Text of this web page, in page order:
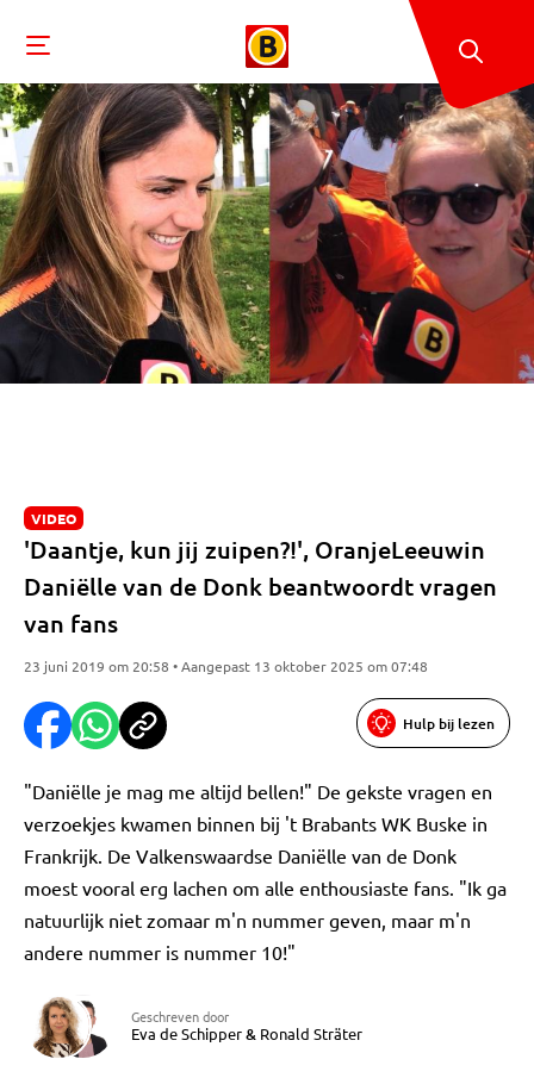
VIDEO
'Daantje, kun jij zuipen?!', OranjeLeeuwin
Daniëlle van de Donk beantwoordt vragen
van fans
23 juni 2019 om 20:58 • Aangepast 13 oktober 2025 om 07:48
Hulp bij lezen
"Daniëlle je mag me altijd bellen!" De gekste vragen en
verzoekjes kwamen binnen bij 't Brabants WK Buske in
Frankrijk. De Valkenswaardse Daniëlle van de Donk
moest vooral erg lachen om alle enthousiaste fans. "Ik ga
natuurlijk niet zomaar m'n nummer geven, maar m'n
andere nummer is nummer 10!"
Geschreven door
Eva de Schipper& Ronald Sträter